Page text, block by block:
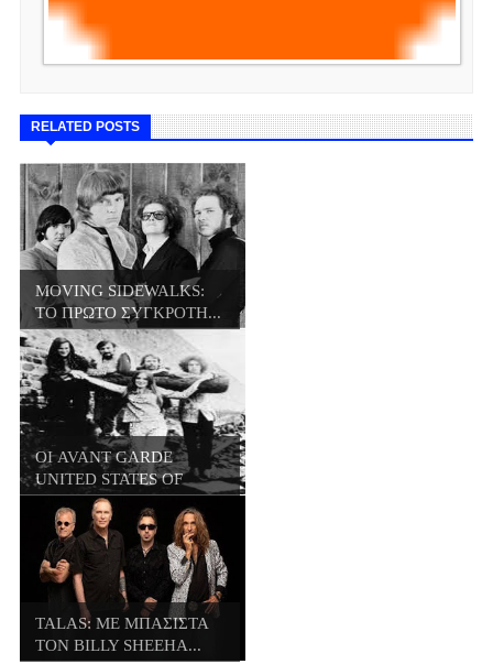
RELATED POSTS
MOVING SIDEWALKS:
ΤΟ ΠΡΩΤΟ ΣΥΓΚΡΟΤΗ...
ΟΙ AVANT GARDE
UNITED STATES OF
AME...
TALAS: ΜΕ ΜΠΑΣΙΣΤΑ
ΤΟΝ BILLY SHEEHA...